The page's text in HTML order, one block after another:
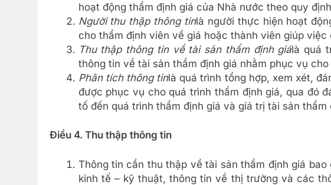
hoạt động thẩm định giá của Nhà nước theo quy
Người thu thập thông tinlà người thực hiện hoạt
cho thẩm định viên về giá hoặc thành viên giúp việc
Thu thập thông tin về tài sản thẩm định giálà quá
thông tin về tài sản thẩm định giá nhằm phục vụ
Phân tích thông tinlà quá trình tổng hợp, xem xét,
được phục vụ cho quá trình thẩm định giá, qua đó
tố đến quá trình thẩm định giá và giá trị tài sản thẩm
Điều 4. Thu thập thông tin
Thông tin cần thu thập về tài sản thẩm định giá
kinh tế – kỹ thuật, thông tin về thị trường và các